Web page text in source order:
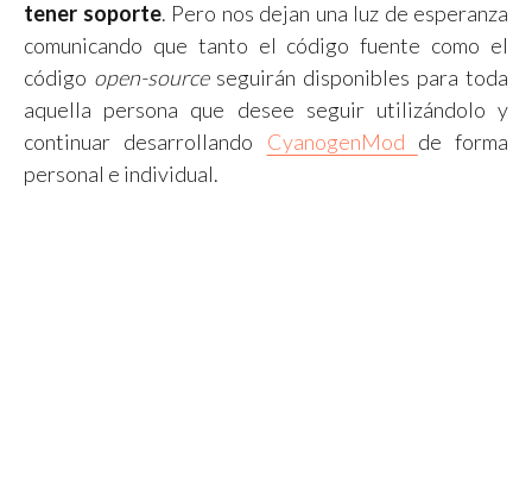
tener soporte. Pero nos dejan una luz de esperanza
comunicando que tanto el código fuente como el
código open-sourceseguirán disponibles para toda
aquella persona que desee seguir utilizándolo y
continuar desarrollando CyanogenMod de forma
personal e individual.